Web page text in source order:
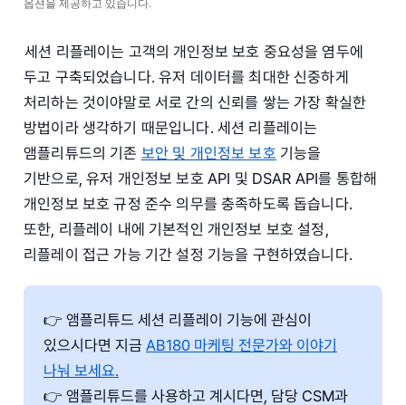
옵션을 제공하고 있습니다.
세션 리플레이는 고객의 개인정보 보호 중요성을 염두에
두고 구축되었습니다. 유저 데이터를 최대한 신중하게
처리하는 것이야말로 서로 간의 신뢰를 쌓는 가장 확실한
방법이라 생각하기 때문입니다. 세션 리플레이는
앰플리튜드의 기존 보안 및 개인정보 보호 기능을
기반으로, 유저 개인정보 보호 API 및 DSAR API를 통합해
개인정보 보호 규정 준수 의무를 충족하도록 돕습니다.
또한, 리플레이 내에 기본적인 개인정보 보호 설정,
리플레이 접근 가능 기간 설정 기능을 구현하였습니다.
👉 앰플리튜드 세션 리플레이 기능에 관심이
있으시다면 지금 AB180 마케팅 전문가와 이야기
나눠 보세요.
👉 앰플리튜드를 사용하고 계시다면, 담당 CSM과